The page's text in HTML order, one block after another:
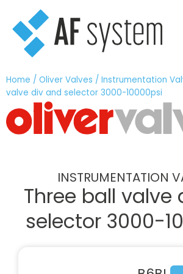
contenuto
Home / Oliver Valves / Instrumentation
valve div and selector 3000-10000psi
INSTRUMENTATION
Three ball valve
selector 3000-